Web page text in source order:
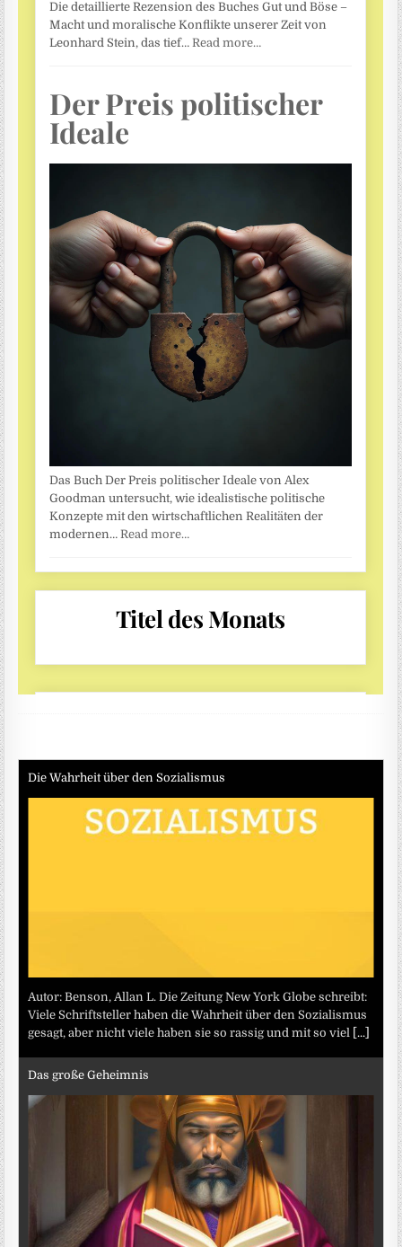
Die Wahrheit über den Sozialismus
Autor: Benson, Allan L. Die Zeitung New York Globe schreibt:
Viele Schriftsteller haben die Wahrheit über den Sozialismus
gesagt, aber nicht viele haben sie so rassig und mit so viel [...]
Das große Geheimnis